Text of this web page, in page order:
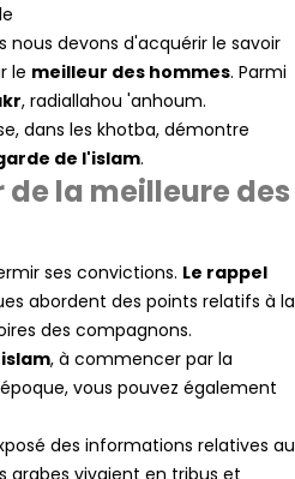
devons d'acquérir le savoir
le meilleur des hommes. Parmi
, radiallahou 'anhoum.
dans les khotba, démontre
de l'islam.
la meilleure des
ses convictions. Le rappel
abordent des points relatifs à la
des compagnons.
, à commencer par la
vous pouvez également
des informations relatives au